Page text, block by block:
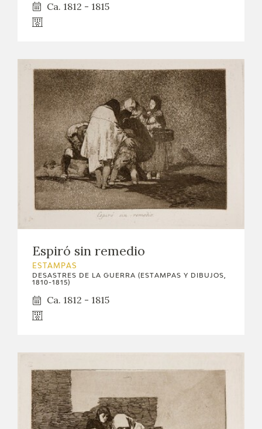
Ca. 1812 - 1815
Espiró sin remedio
ESTAMPAS
DESASTRES DE LA GUERRA (ESTAMPAS Y DIBUJOS,
1810-1815)
Ca. 1812 - 1815